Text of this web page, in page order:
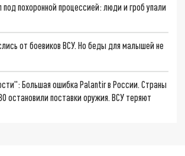
под похоронной процессией: люди и гроб упали
от боевиков ВСУ. Но беды для малышей не
Большая ошибка Palantir в России. Страны
остановили поставки оружия. ВСУ теряют